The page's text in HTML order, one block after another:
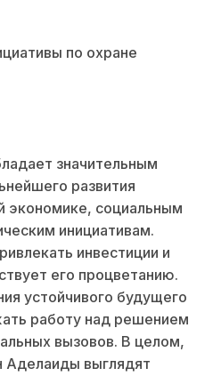
по охране
значительным
развития
экономике, социальным
инициативам.
инвестиции и
его процветанию.
устойчивого будущего
работу над решением
вызовов. В целом,
Аделаиды выглядят